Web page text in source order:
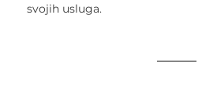
svojih usluga.